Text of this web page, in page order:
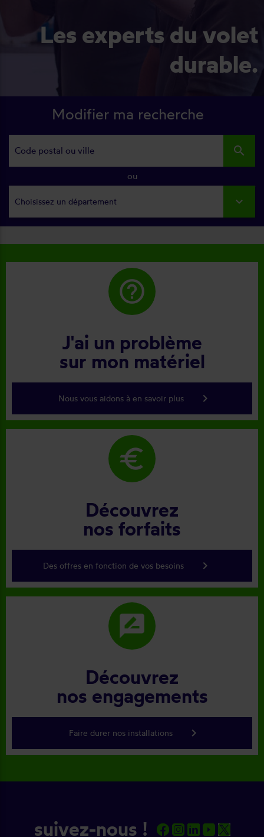
Les experts du volet
durable.
Modifier ma recherche
search
ou
Choisissez un département
help_outline
J'ai un problème
sur mon matériel
Nous vous aidons à en savoir plus keyboard_arrow_right
euro
Découvrez
nos forfaits
Des offres en fonction de vos besoins keyboard_arrow_right
rate_review
Découvrez
nos engagements
Faire durer nos installations keyboard_arrow_right
suivez-nous !